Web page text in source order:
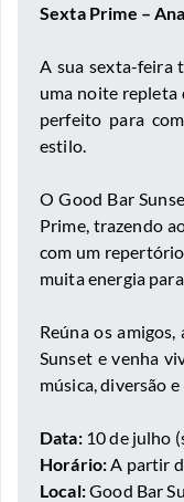
Sexta Prime –
A sua sexta-feira
uma noite repleta
perfeito para
estilo.
O Good Bar
Prime, trazendo
com um
muita energia
Reúna os
Sunset e venha
música, diversão
Data: 10 de julho
Horário: A partir
Local:Good Bar